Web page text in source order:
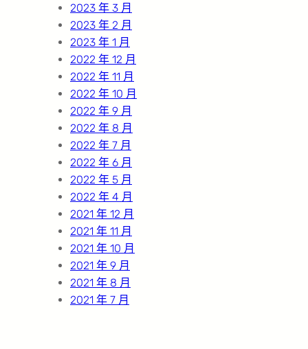
2023 年 3 月
2023 年 2 月
2023 年 1 月
2022 年 12 月
2022 年 11 月
2022 年 10 月
2022 年 9 月
2022 年 8 月
2022 年 7 月
2022 年 6 月
2022 年 5 月
2022 年 4 月
2021 年 12 月
2021 年 11 月
2021 年 10 月
2021 年 9 月
2021 年 8 月
2021 年 7 月